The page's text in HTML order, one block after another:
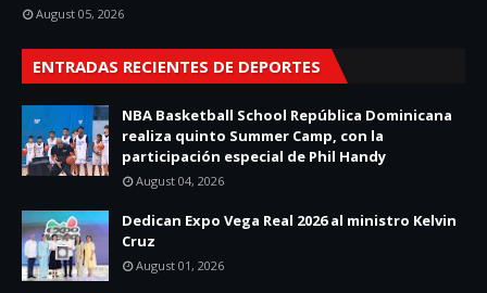
August 05, 2026
ENTRADAS RECIENTES DE DEPORTES
NBA Basketball School República Dominicana
realiza quinto Summer Camp, con la
participación especial de Phil Handy
August 04, 2026
Dedican Expo Vega Real 2026 al ministro Kelvin
Cruz
August 01, 2026